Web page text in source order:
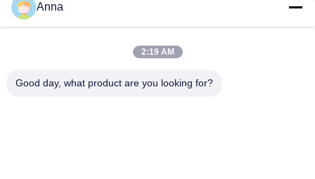
Anna
2:19 AM
Good day, what product are you looking for?